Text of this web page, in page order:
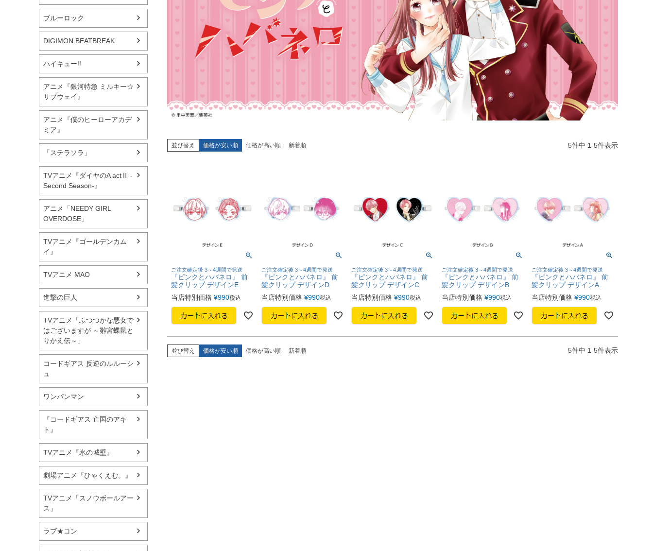
ブルーロック
DIGIMON BEATBREAK
ハイキュー!!
アニメ『銀河特急 ミルキー☆
サブウェイ』
アニメ『僕のヒーローアカデ
ミア』
「ステラソラ」
TVアニメ『ダイヤのA actⅡ -
Second Season-』
アニメ「NEEDY GIRL
OVERDOSE」
TVアニメ『ゴールデンカム
イ』
TVアニメ MAO
進撃の巨人
TVアニメ「ふつつかな悪女で
はございますが ～雛宮蝶鼠と
りかえ伝～」
コードギアス 反逆のルルーシ
ュ
ワンパンマン
『コードギアス 亡国のアキ
ト』
TVアニメ『氷の城壁』
劇場アニメ『ひゃくえむ。』
TVアニメ「スノウボールアー
ス」
ラブ★コン
並び替え 価格が安い順 価格が高い順 新着順 5件中 1-5件表示
ご注文確定後 3～4週間で発送
『ピンクとハバネロ』 前
髪クリップ デザインE
当店特別価格 ¥990税込
ご注文確定後 3～4週間で発送
『ピンクとハバネロ』 前
髪クリップ デザインD
当店特別価格 ¥990税込
ご注文確定後 3～4週間で発送
『ピンクとハバネロ』 前
髪クリップ デザインC
当店特別価格 ¥990税込
ご注文確定後 3～4週間で発送
『ピンクとハバネロ』 前
髪クリップ デザインB
当店特別価格 ¥990税込
ご注文確定後 3～4週間で発送
『ピンクとハバネロ』 前
髪クリップ デザインA
当店特別価格 ¥990税込
並び替え 価格が安い順 価格が高い順 新着順 5件中 1-5件表示